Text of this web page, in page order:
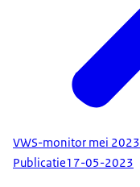
VWS-monitor mei 2023
Publicatie17-05-2023